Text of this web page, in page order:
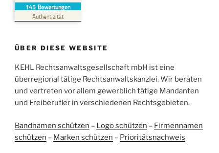
145 Bewertungen
Authentizität
SEHR GUT
38
Bewertungen auf
ProvenExpert.com
Bewertungen von
2
anderen Quellen
Blick aufs ProvenExpert-Profil werfen
ÜBER DIESE WEBSITE
KEHL Rechtsanwaltsgesellschaft mbH ist eine
überregional tätige Rechtsanwaltskanzlei. Wir beraten
und vertreten vor allem gewerblich tätige Mandanten
und Freiberufler in verschiedenen Rechtsgebieten.
Bandnamen schützen – Logo schützen – Firmennamen
schützen – Marken schützen – Prioritätsnachweis